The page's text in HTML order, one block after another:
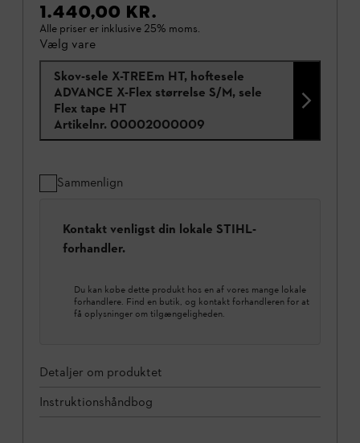
1.440,00 KR.
Alle priser er inklusive 25% moms.
Vælg vare
Skov-sele X-TREEm HT, hoftesele
ADVANCE X-Flex størrelse S/M, sele
Flex tape HT
Artikelnr. 00002000009
Sammenlign
Kontakt venligst din lokale STIHL-
forhandler.
Du kan købe dette produkt hos en af vores mange lokale
forhandlere. Find en butik, og kontakt forhandleren for at
få oplysninger om tilgængeligheden.
Detaljer om produktet
Instruktionshåndbog